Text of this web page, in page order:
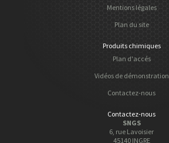
Mentions légales
Plan du site
Produits chimiques
Plan d'accés
Vidéos de démonstration
Contactez-nous
Contactez-nous
SNGS
6, rue Lavoisier
45140 INGRE